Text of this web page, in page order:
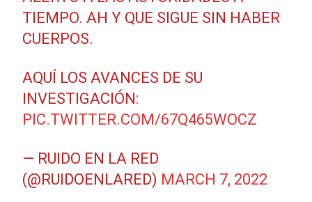
TIEMPO. AH Y QUE SIGUE SIN HABER
CUERPOS.
AQUÍ LOS AVANCES DE SU
INVESTIGACIÓN:
PIC.TWITTER.COM/67Q465WOCZ
— RUIDO EN LA RED
(@RUIDOENLARED) MARCH 7, 2022